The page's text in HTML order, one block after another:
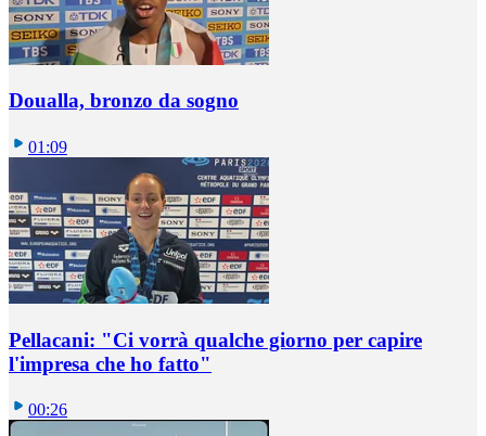
Doualla, bronzo da sogno
01:09
Pellacani: "Ci vorrà qualche giorno per capire
l'impresa che ho fatto"
00:26